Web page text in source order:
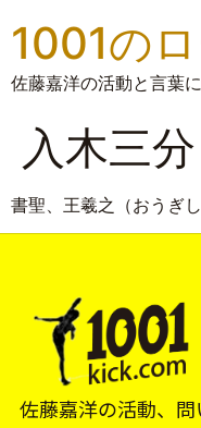
1001の
佐藤嘉洋の活動と言葉
入木三分
書聖、王羲之（おうぎ
佐藤嘉洋の活動、